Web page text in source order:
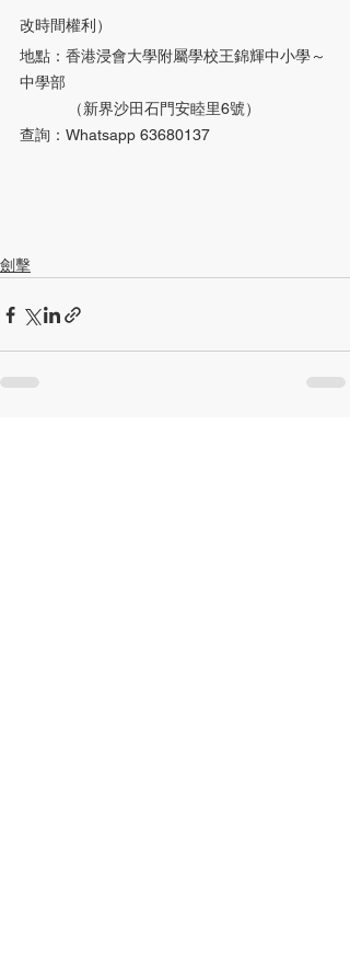
改時間權利）
地點：香港浸會大學附屬學校王錦輝中小學～
中學部
           （新界沙田石門安睦里6號）
查詢：Whatsapp 63680137
劍擊